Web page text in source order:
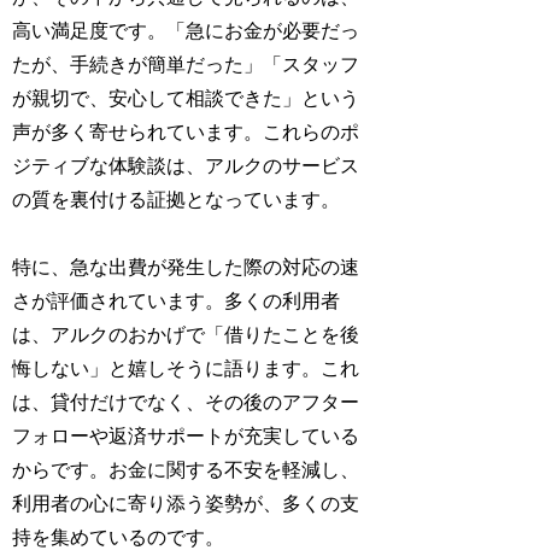
高い満足度です。「急にお金が必要だっ
たが、手続きが簡単だった」「スタッフ
が親切で、安心して相談できた」という
声が多く寄せられています。これらのポ
ジティブな体験談は、アルクのサービス
の質を裏付ける証拠となっています。
特に、急な出費が発生した際の対応の速
さが評価されています。多くの利用者
は、アルクのおかげで「借りたことを後
悔しない」と嬉しそうに語ります。これ
は、貸付だけでなく、その後のアフター
フォローや返済サポートが充実している
からです。お金に関する不安を軽減し、
利用者の心に寄り添う姿勢が、多くの支
持を集めているのです。